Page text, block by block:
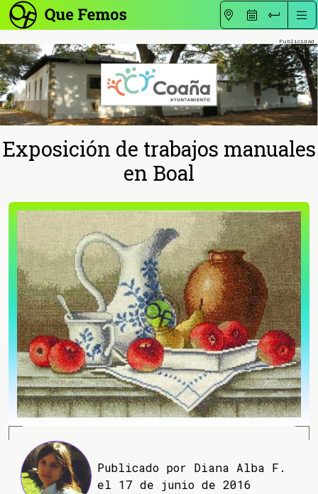
Exposición de trabajos manuales
en Boal
Publicado por Diana Alba F.
el 17 de junio de 2016